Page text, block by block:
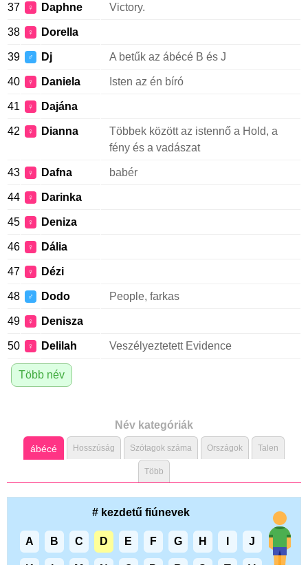
37 ♀ Daphne Victory.
38 ♀ Dorella
39 ♂ Dj A betűk az ábécé B és J
40 ♀ Daniela Isten az én bíró
41 ♀ Dajána
42 ♀ Dianna
Többek között az istennő a Hold, a
fény és a vadászat
43 ♀ Dafna babér
44 ♀ Darinka
45 ♀ Deniza
46 ♀ Dália
47 ♀ Dézi
48 ♂ Dodo People, farkas
49 ♀ Denisza
50 ♀ Delilah Veszélyeztetett Evidence
Több név
Név kategóriák
ábécé Hosszúság Szótagok száma Országok Talen
Több
# kezdetű fiúnevek
A B C D E F G H J